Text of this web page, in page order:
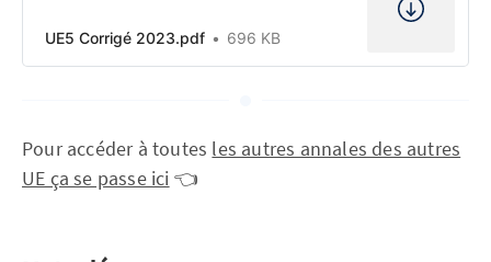
UE5 Corrigé 2023.pdf 696 KB
Pour accéder à toutes les autres annales des autres
UE ça se passe ici 👈